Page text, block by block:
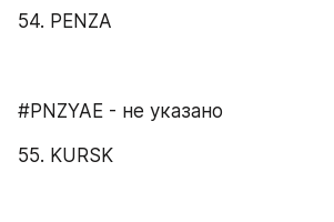
54. PENZA
#PNZYAE - не указано
55. KURSK